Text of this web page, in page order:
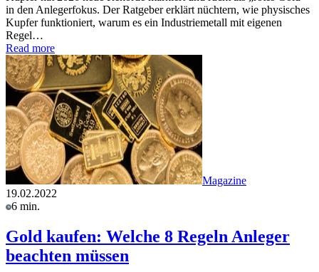
in den Anlegerfokus. Der Ratgeber erklärt nüchtern, wie physisches
Kupfer funktioniert, warum es ein Industriemetall mit eigenen
Regel…
Read more
Magazine
19.02.2022
6 min.
Gold kaufen: Welche 8 Regeln Anleger
beachten müssen